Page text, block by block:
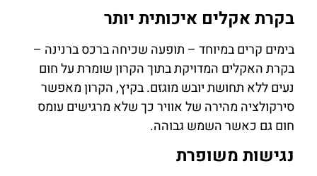
בקרת אקלים איכותית יותר
בימים קרים במיוחד – תופעה שכיחה ברכס ברנינה –
בקרת האקלים המדויקת בתוך הקרון שומרת על חום
נעים ללא תחושת יובש מוגזם. בקיץ, הקרון מאפשר
סירקולציה מהירה של אוויר כך שלא מרגישים עומס
חום גם כאשר השמש גבוהה.
נגישות משופרת